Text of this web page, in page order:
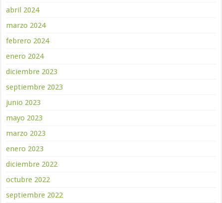
abril 2024
marzo 2024
febrero 2024
enero 2024
diciembre 2023
septiembre 2023
junio 2023
mayo 2023
marzo 2023
enero 2023
diciembre 2022
octubre 2022
septiembre 2022